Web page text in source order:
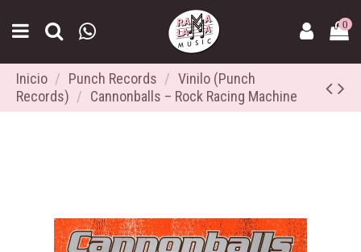
0
Inicio Punch Records
Vinilo (Punch
Records)
Cannonballs ‎– Rock Racing Machine